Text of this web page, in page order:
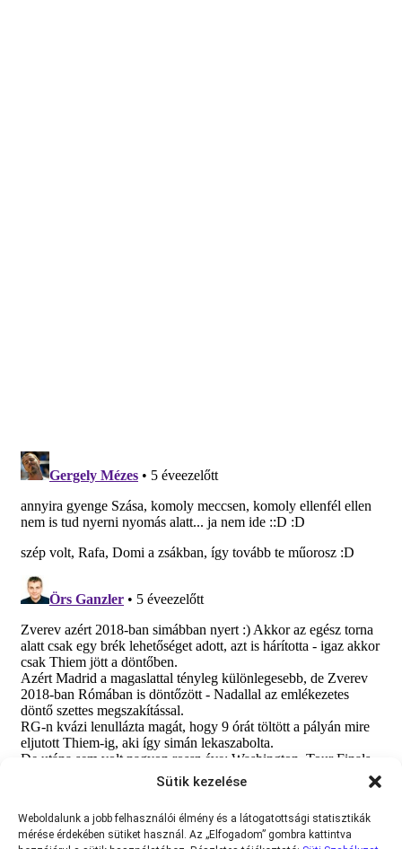
Sütik kezelése
Weboldalunk a jobb felhasználói élmény és a látogatottsági statisztikák
mérése érdekében sütiket használ. Az „Elfogadom” gombra kattintva